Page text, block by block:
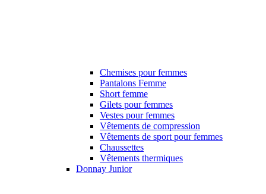
Chemises pour femmes
Pantalons Femme
Short femme
Gilets pour femmes
Vestes pour femmes
Vêtements de compression
Vêtements de sport pour femmes
Chaussettes
Vêtements thermiques
Donnay Junior